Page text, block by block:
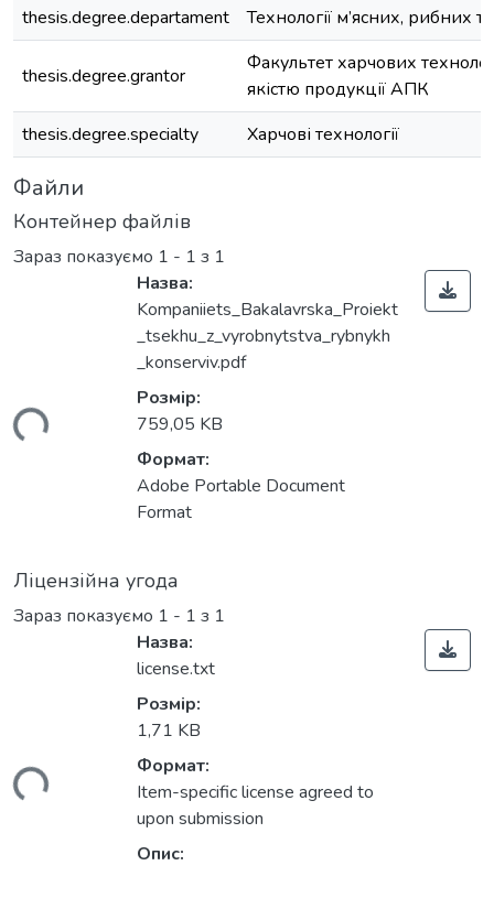
thesis.degree.departament
Технології м’ясних, рибних
thesis.degree.grantor
Факультет харчових
якістю продукції АПК
thesis.degree.specialty
Харчові технології
Файли
Контейнер файлів
Зараз показуємо 1 - 1 з 1
Назва:
Kompaniiets_Bakalavrska_Proiekt
_tsekhu_z_vyrobnytstva_rybnykh
_konserviv.pdf
Розмір:
759,05 KB
Формат:
Adobe Portable Document
Format
Ліцензійна угода
Зараз показуємо 1 - 1 з 1
Назва:
license.txt
Розмір:
1,71 KB
Формат:
Item-specific license agreed to
upon submission
Опис: